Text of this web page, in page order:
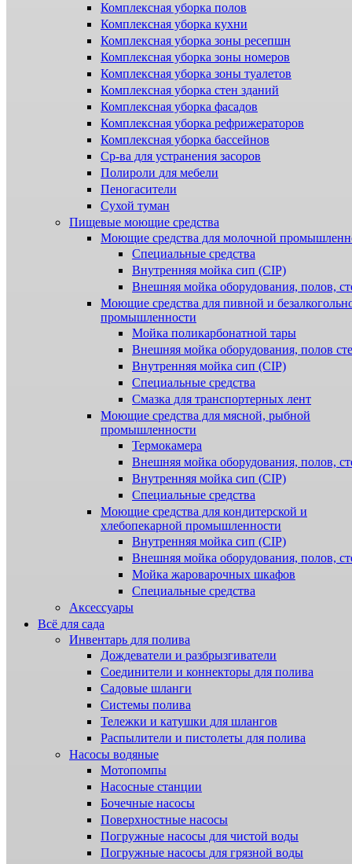
Комплексная уборка полов
Комплексная уборка кухни
Комплексная уборка зоны ресепшн
Комплексная уборка зоны номеров
Комплексная уборка зоны туалетов
Комплексная уборка стен зданий
Комплексная уборка фасадов
Комплексная уборка рефрижераторов
Комплексная уборка бассейнов
Ср-ва для устранения засоров
Полироли для мебели
Пеногасители
Сухой туман
Пищевые моющие средства
Моющие средства для молочной
Специальные средства
Внутренняя мойка сип (CIP)
Внешняя мойка оборудования, полов,
Моющие средства для пивной и
промышленности
Мойка поликарбонатной тары
Внешняя мойка оборудования, полов
Внутренняя мойка сип (CIP)
Специальные средства
Смазка для транспортерных лент
Моющие средства для мясной, рыбной
промышленности
Термокамера
Внешняя мойка оборудования, полов,
Внутренняя мойка сип (CIP)
Специальные средства
Моющие средства для кондитерской и
хлебопекарной промышленности
Внутренняя мойка сип (CIP)
Внешняя мойка оборудования, полов,
Мойка жароварочных шкафов
Специальные средства
Аксессуары
Всё для сада
Инвентарь для полива
Дождеватели и разбрызгиватели
Соединители и коннекторы для полива
Садовые шланги
Системы полива
Тележки и катушки для шлангов
Распылители и пистолеты для полива
Насосы водяные
Мотопомпы
Насосные станции
Бочечные насосы
Поверхностные насосы
Погружные насосы для чистой воды
Погружные насосы для грязной воды